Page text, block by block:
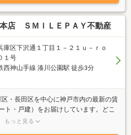
ポートするアドバイザーとして業務に
に関する事なら当社へお気軽にお問
ちしております。
店 ＳＭＩＬＥＰＡＹ不動産
庫区下沢通１丁目１－２１ｕ－ｒｏ
１号
西神山手線 湊川公園駅 徒歩3分
区・長田区を中心に神戸市内の最新の賃
ト・戸建）をお届けしています。どこ
に努め、お部屋探しをされる全てのお
もっと見る